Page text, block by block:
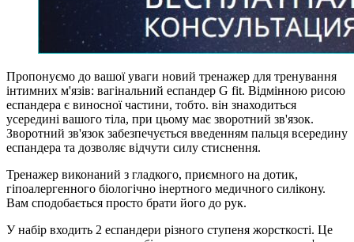
Пропонуємо до вашої уваги новий тренажер для тренування
інтимних м'язів: вагінальний еспандер G fit. Відмінною рисою
еспандера є виносної частини, тобто. він знаходиться
усередині вашого тіла, при цьому має зворотний зв'язок.
Зворотний зв'язок забезпечується введенням пальця всередину
еспандера та дозволяє відчути силу стиснення.
Тренажер виконаний з гладкого, приємного на дотик,
гіпоалергенного біологічно інертного медичного силікону.
Вам сподобається просто брати його до рук.
У набір входить 2 еспандери різного ступеня жорсткості. Це